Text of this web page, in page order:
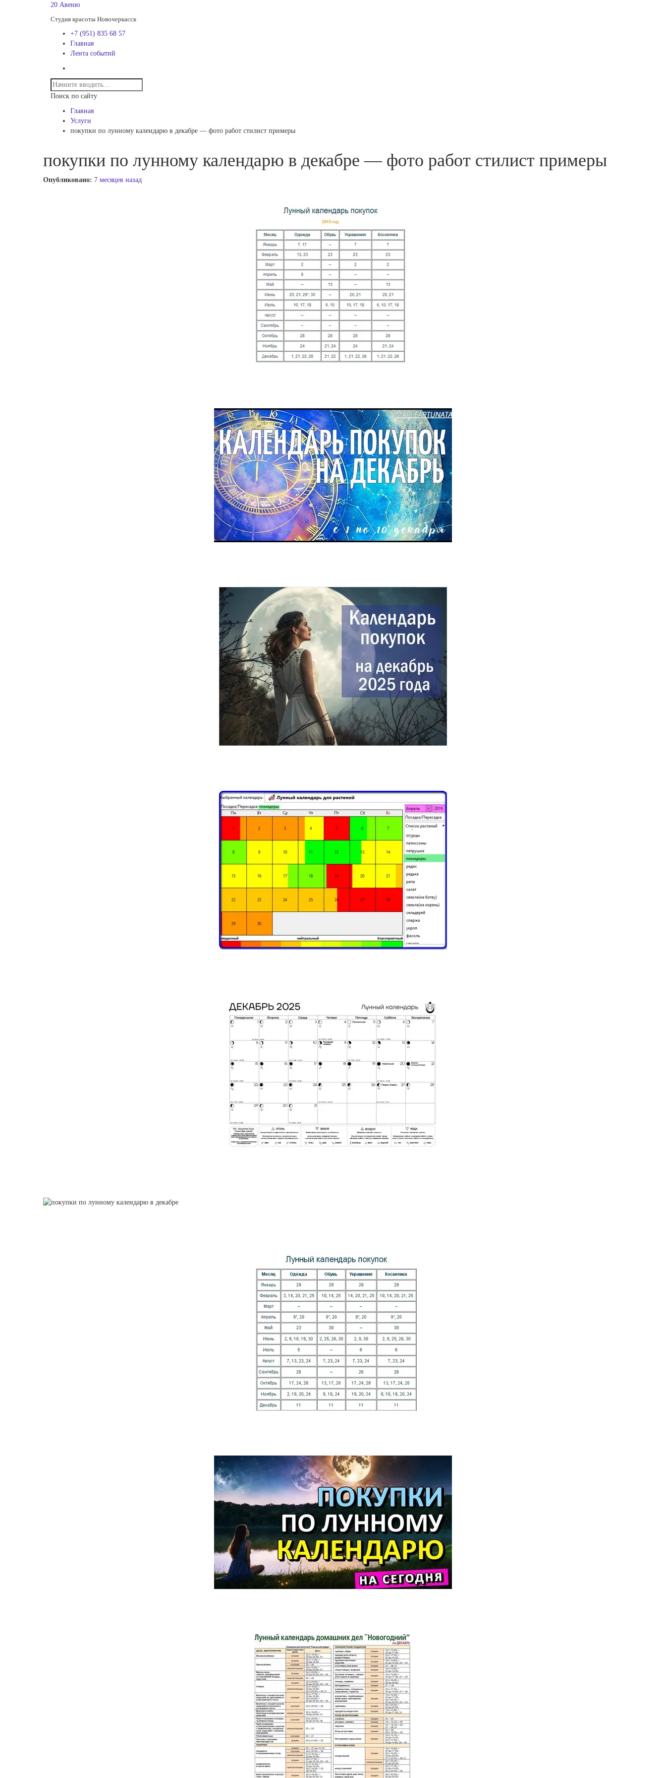
20 Авеню
Студия красоты Новочеркасск
+7 (951) 835 68 57
Главная
Лента событий
Поиск по сайту
Главная
Услуги
покупки по лунному календарю в декабре — фото работ стилист примеры
покупки по лунному календарю в декабре — фото работ стилист примеры
Опубликовано: 7 месяцев назад